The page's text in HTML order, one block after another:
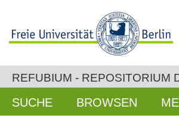
REFUBIUM - REPOSITORIUM
SUCHE BROWSEN